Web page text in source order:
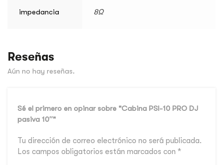
impedancia 8Ω
Reseñas
Aún no hay reseñas.
Sé el primero en opinar sobre "Cabina PSI-10 PRO DJ
pasiva 10″"
Tu dirección de correo electrónico no será publicada.
Los campos obligatorios están marcados con *